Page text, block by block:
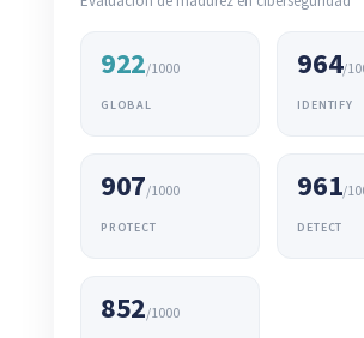
922/1000
GLOBAL
964/
IDENTIFY
907/1000
PROTECT
961/
DETECT
852/1000